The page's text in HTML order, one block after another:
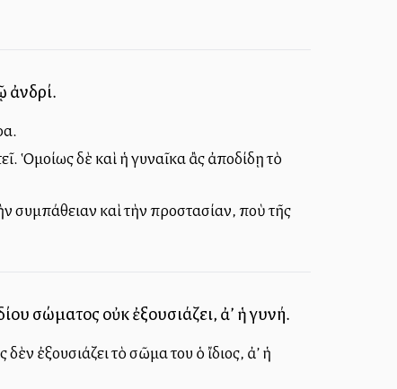
ἀνδρί.
Ὁμοίως δὲ καὶ ἡ γυναῖκα ἂς ἀποδίδῃ τὸ
συμπάθειαν καὶ τὴν προστασίαν, ποὺ τῆς
σώματος οὐκ ἐξουσιάζει, ἀλλ’ ἡ γυνή.
ἐξουσιάζει τὸ σῶμα του ὁ ἴδιος, ἀλλ’ ἡ